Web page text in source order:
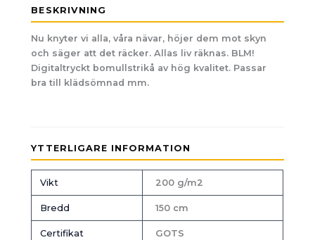
BESKRIVNING
Nu knyter vi alla, våra nävar, höjer dem mot skyn
och säger att det räcker. Allas liv räknas. BLM!
Digitaltryckt bomullstrikå av hög kvalitet. Passar
bra till klädsömnad mm.
YTTERLIGARE INFORMATION
Vikt 200 g/m2
Bredd 150 cm
Certifikat GOTS